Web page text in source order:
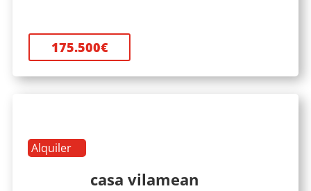
175.500€
Alquiler
casa vilamean